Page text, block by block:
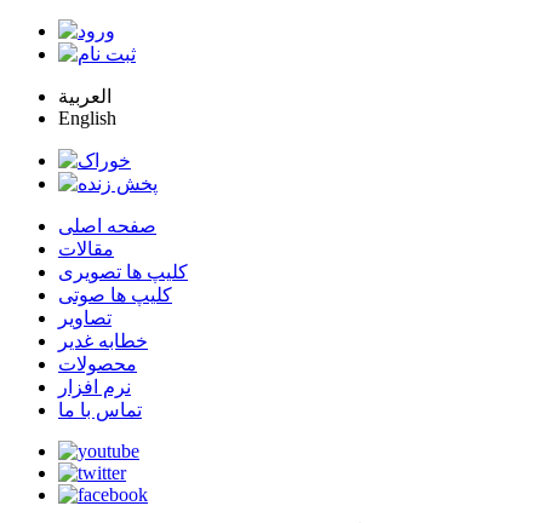
العربية
English
صفحه اصلی
مقالات
کلیپ ها تصویری
کلیپ ها صوتی
تصاویر
خطابه غدیر
محصولات
نرم افزار
تماس با ما